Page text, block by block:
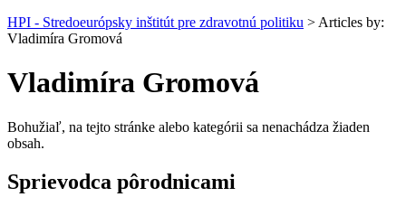
HPI - Stredoeurópsky inštitút pre zdravotnú politiku > Articles by:
Vladimíra Gromová
Vladimíra Gromová
Bohužiaľ, na tejto stránke alebo kategórii sa nenachádza žiaden
obsah.
Sprievodca pôrodnicami